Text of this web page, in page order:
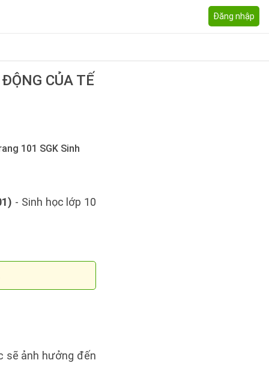
Đăng nhập
CỦA TẾ
101 SGK Sinh
- Sinh học lớp 10
sẽ ảnh hưởng đến